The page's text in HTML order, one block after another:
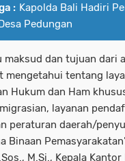
: Kapolda Bali Hadiri
Pedungan
maksud dan tujuan dari
mengetahui tentang
Hukum dan Ham
layanan
peraturan daerah/
Binaan
M.Si., Kepala